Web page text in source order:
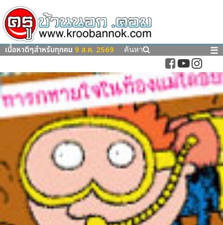
เนื้อหาดีๆสำหรับทุกคน 9 ส.ค. 2569 ค้นหา ☰